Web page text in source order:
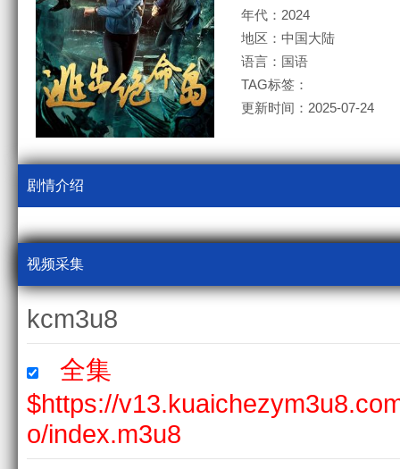
年代：2024
地区：中国大陆
语言：国语
TAG标签：
更新时间：2025-07-24
剧情介绍
视频采集
kcm3u8
全集
$https://
o/index.m3u8